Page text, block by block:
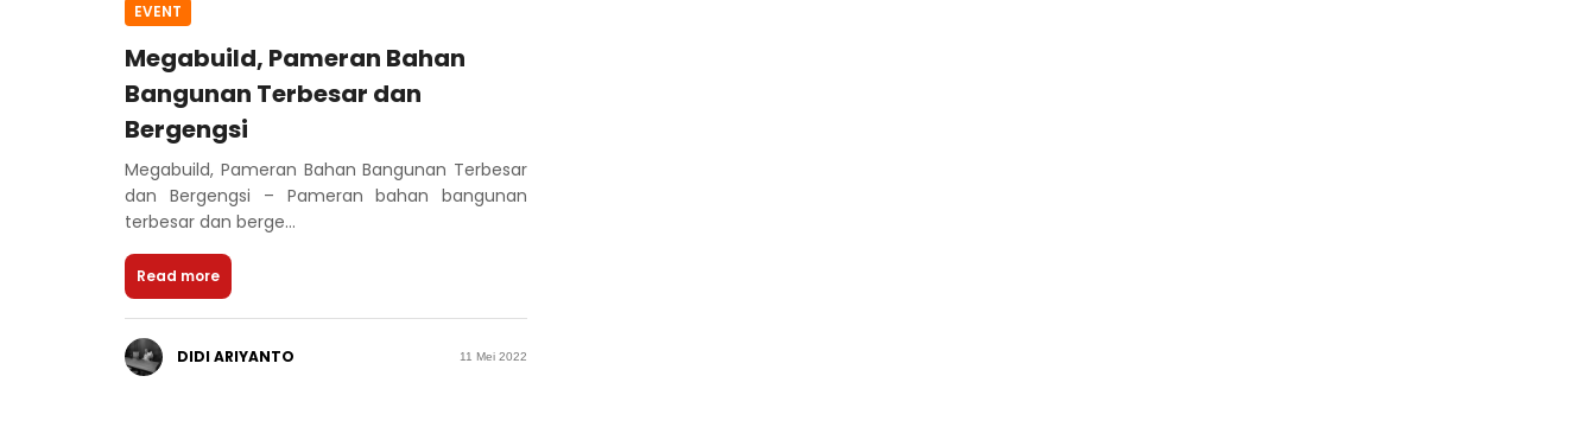
EVENT
Megabuild, Pameran Bahan
Bangunan Terbesar dan
Bergengsi
Megabuild, Pameran Bahan Bangunan Terbesar
dan Bergengsi – Pameran bahan bangunan
terbesar dan berge...
Read more
DIDI ARIYANTO 11 Mei 2022